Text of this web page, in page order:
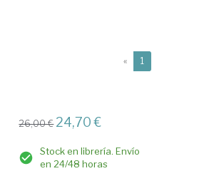
« 1
26,00 € 24,70 €
Stock en librería. Envío
en 24/48 horas